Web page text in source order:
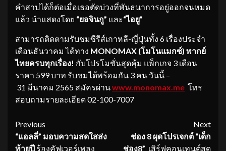
คำสาปได้ก็ต่อเมื่อเธอตัดบ่วงที่พันธนาการอยู่ออกจนหมด
แล้ว นำแสดงโดย “ยอจินกู” และ“ไอยู”
สามารถติดตามรับชมซีรีส์เกาหลี-ญี่ปุ่นทั้ง 6 เรื่องประจำ
เดือนธันวาคม ได้ทาง MONOMAX (โมโนแมกซ์) พากย์
ไทยครบทุกเรื่อง! กับโปรโมชั่นสุดคุ้ม แพ็กเกจ 3 เดือน
ราคา 599 บาท รับชมได้พร้อมกัน 3 คน วันนี้ –
31 มีนาคม 2565 สมัครผ่านwww.monomax.me โทร
สอบถามรายละเอียด 02-100-7007
Continue
Reading
Previous
“แอลลี่” มอบความสดใสส่ง
ท้ายปี ร้องคัฟเวอร์เพลง
Next
ช่อง 8 ผุดโปรเจกต์ “เด็ก
ช่อง8” เสิร์ฟคอนเทนต์สุด